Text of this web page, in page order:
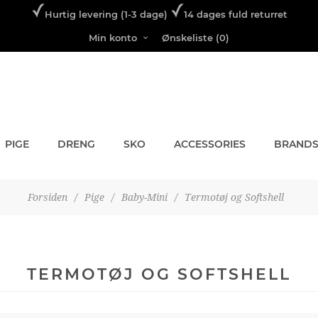
Hurtig levering (1-3 dage) 14 dages fuld returret
Min konto Ønskeliste (0)
PIGE DRENG SKO ACCESSORIES BRANDS
Forsiden / Pige / Baby-Mini / Termotøj og Softshell
TERMOTØJ OG SOFTSHELL